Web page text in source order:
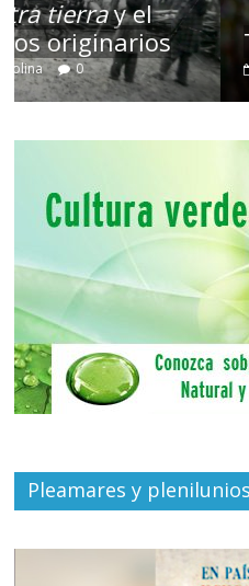
Terror
14 marzo, 2026 Julio
Pleamares y plenilunios